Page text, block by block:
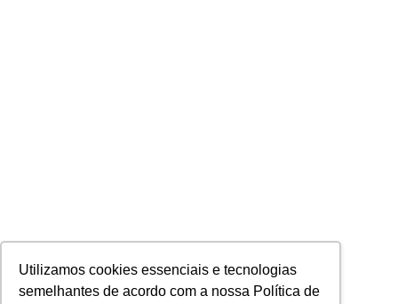
Utilizamos cookies essenciais e tecnologias
semelhantes de acordo com a nossa Política de